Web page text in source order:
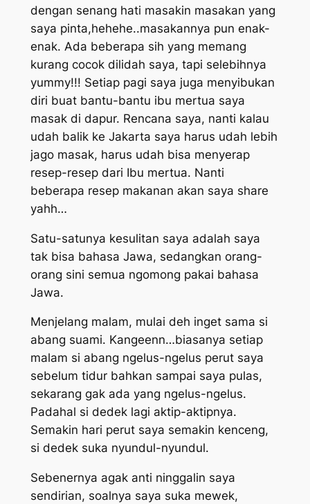
dengan senang hati masakin masakan yang
saya pinta,hehehe..masakannya pun enak-
enak. Ada beberapa sih yang memang
kurang cocok dilidah saya, tapi selebihnya
yummy!!! Setiap pagi saya juga menyibukan
diri buat bantu-bantu ibu mertua saya
masak di dapur. Rencana saya, nanti kalau
udah balik ke Jakarta saya harus udah lebih
jago masak, harus udah bisa menyerap
resep-resep dari Ibu mertua. Nanti
beberapa resep makanan akan saya share
yahh…
Satu-satunya kesulitan saya adalah saya
tak bisa bahasa Jawa, sedangkan orang-
orang sini semua ngomong pakai bahasa
Jawa.
Menjelang malam, mulai deh inget sama si
abang suami. Kangeenn…biasanya setiap
malam si abang ngelus-ngelus perut saya
sebelum tidur bahkan sampai saya pulas,
sekarang gak ada yang ngelus-ngelus.
Padahal si dedek lagi aktip-aktipnya.
Semakin hari perut saya semakin kenceng,
si dedek suka nyundul-nyundul.
Sebenernya agak anti ninggalin saya
sendirian, soalnya saya suka mewek,